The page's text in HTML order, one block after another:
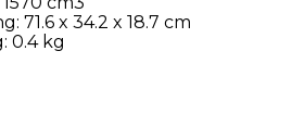
71.6 x 34.2 x 18.7 cm
0.4 kg